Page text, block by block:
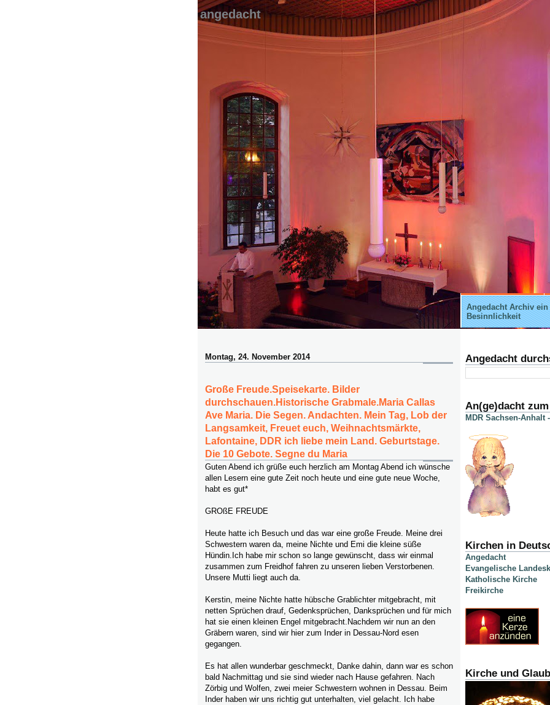
angedacht
Angedacht Archiv
Besinnlichkeit
Montag, 24. November 2014
Große Freude.Speisekarte. Bilder
durchschauen.Historische Grabmale.Maria Callas
Ave Maria. Die Segen. Andachten. Mein Tag, Lob der
Langsamkeit, Freuet euch, Weihnachtsmärkte,
Lafontaine, DDR ich liebe mein Land. Geburtstage.
Die 10 Gebote. Segne du Maria
Guten Abend ich grüße euch herzlich am Montag Abend ich wünsche
allen Lesern eine gute Zeit noch heute und eine gute neue Woche,
habt es gut*
GROßE FREUDE
Heute hatte ich Besuch und das war eine große Freude. Meine drei
Schwestern waren da, meine Nichte und Emi die kleine süße
Hündin.Ich habe mir schon so lange gewünscht, dass wir einmal
zusammen zum Freidhof fahren zu unseren lieben Verstorbenen.
Unsere Mutti liegt auch da.
Kerstin, meine Nichte hatte hübsche Grablichter mitgebracht, mit
netten Sprüchen drauf, Gedenksprüchen, Danksprüchen und für mich
hat sie einen kleinen Engel mitgebracht.Nachdem wir nun an den
Gräbern waren, sind wir hier zum Inder in Dessau-Nord esen
gegangen.
Es hat allen wunderbar geschmeckt, Danke dahin, dann war es schon
bald Nachmittag und sie sind wieder nach Hause gefahren. Nach
Zörbig und Wolfen, zwei meier Schwestern wohnen in Dessau. Beim
Inder haben wir uns richtig gut unterhalten, viel gelacht. Ich habe
Angedacht
An(ge)dacht
MDR Sachsen-Anhalt
Kirchen in
Angedacht
Evangelische
Katholische Kirche
Freikirche
Kirche und